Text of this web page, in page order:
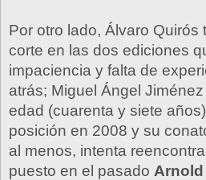
Por otro lado, Álvaro
corte en las dos ediciones
impaciencia y falta de
atrás; Miguel Ángel
edad (cuarenta y siete
posición en 2008 y su
al menos, intenta
puesto en el pasado Arnold